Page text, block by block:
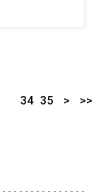
34 35 > >>